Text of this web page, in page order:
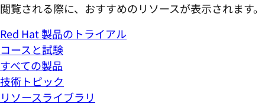
閲覧される際に、おすすめのリソースが表示されます。
Red Hat 製品のトライアル
コースと試験
すべての製品
技術トピック
リソースライブラリ